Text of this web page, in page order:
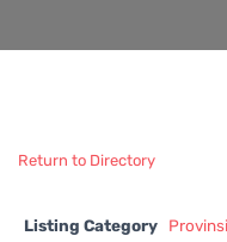
Return to Directory
Listing Category